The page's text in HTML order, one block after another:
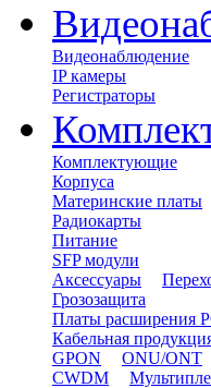
Видеонаблюдение
IP камеры
Регистраторы
Комплектующие
Корпуса
Материнские платы
Радиокарты
Питание
SFP модули
Аксессуары
Грозозащита
Платы расширения
Кабельная
GPON
ONU/ONT
CWDM